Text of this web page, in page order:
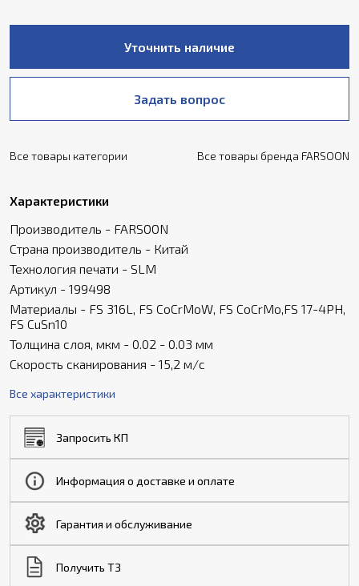
Уточнить наличие
Задать вопрос
Все товары категории Все товары бренда FARSOON
Характеристики
Производитель - FARSOON
Страна производитель - Китай
Технология печати - SLM
Артикул - 199498
Материалы - FS 316L, FS CoCrMoW, FS CoCrMo,FS 17-4PH,
FS CuSn10
Толщина слоя, мкм - 0.02 - 0.03 мм
Скорость сканирования - 15,2 м/с
Все характеристики
Запросить КП
Информация о доставке и оплате
Гарантия и обслуживание
Получить ТЗ